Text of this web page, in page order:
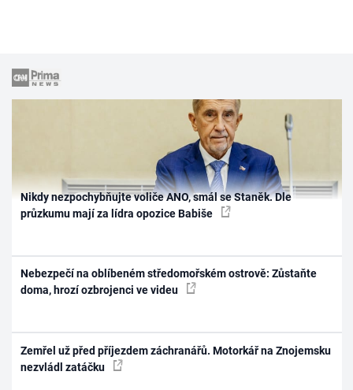
Nikdy nezpochybňujte voliče ANO, smál se Staněk. Dle
průzkumu mají za lídra opozice Babiše
Nebezpečí na oblíbeném středomořském ostrově: Zůstaňte
doma, hrozí ozbrojenci ve videu
Zemřel už před příjezdem záchranářů. Motorkář na Znojemsku
nezvládl zatáčku